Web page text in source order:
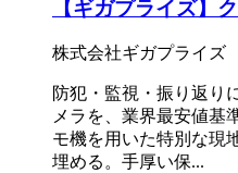
【ギガプライズ】
株式会社ギガプライズ
防犯・監視・振り返り
メラを、業界最安値基
モ機を用いた特別な現
埋める。手厚い保...